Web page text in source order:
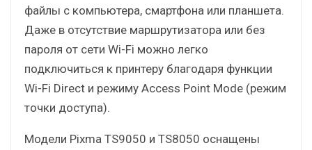
файлы с компьютера, смартфона или планшета.
Даже в отсутствие маршрутизатора или без
пароля от сети Wi-Fi можно легко
подключиться к принтеру благодаря функции
Wi-Fi Direct и режиму Access Point Mode (режим
точки доступа).
Модели Pixma TS9050 и TS8050 оснащены